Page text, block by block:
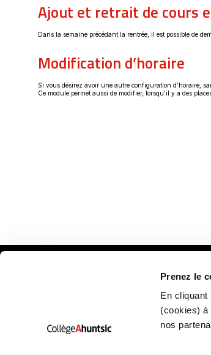
Prenez le
En
(cookies) à
nos
Ajout et retrait de cours
Dans la semaine précédant la rentrée, il est possible de
Modification d’horaire
Si vous désirez avoir une autre configuration d’horaire,
Ce module permet aussi de modifier, lorsqu’il y a des